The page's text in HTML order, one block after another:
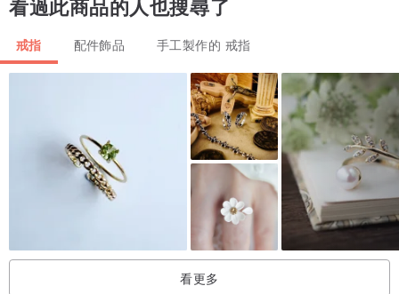
・拉長石
我開始以比橢圓形更容易獲得的價格製作它。
看過此商品的人也搜尋了
戒指 配件飾品 手工製作的 戒指
看更多